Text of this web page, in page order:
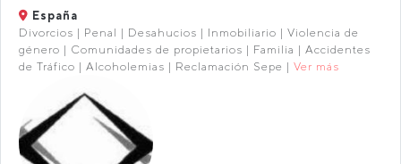
España
Divorcios | Penal | Desahucios | Inmobiliario | Violencia de
género | Comunidades de propietarios | Familia | Accidentes
de Tráfico | Alcoholemias | Reclamación Sepe | Ver más